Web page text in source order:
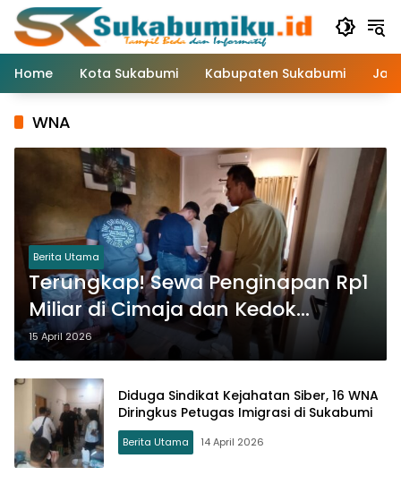
Langsung
konten
Home
Kota Sukabumi Kabupaten Sukabumi
WNA
Berita Utama
Terungkap! Sewa Penginapan Rp1
Miliar di Cimaja dan Kedok
Sindikat Siber WNA Tiongkok
15 April 2026
Diduga Sindikat Kejahatan Siber, 16 WNA
Diringkus Petugas Imigrasi di Sukabumi
Berita Utama 14 April 2026